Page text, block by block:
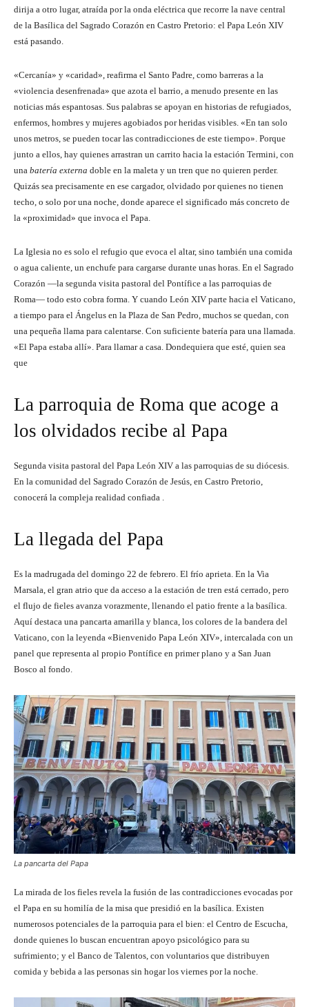
dirija a otro lugar, atraída por la onda eléctrica que recorre la nave central
de la Basílica del Sagrado Corazón en Castro Pretorio: el Papa León XIV
está pasando.
«Cercanía» y «caridad», reafirma el Santo Padre, como barreras a la
«violencia desenfrenada» que azota el barrio, a menudo presente en las
noticias más espantosas. Sus palabras se apoyan en historias de refugiados,
enfermos, hombres y mujeres agobiados por heridas visibles. «En tan solo
unos metros, se pueden tocar las contradicciones de este tiempo». Porque
junto a ellos, hay quienes arrastran un carrito hacia la estación Termini, con
una batería externa doble en la maleta y un tren que no quieren perder.
Quizás sea precisamente en ese cargador, olvidado por quienes no tienen
techo, o solo por una noche, donde aparece el significado más concreto de
la «proximidad» que invoca el Papa.
La Iglesia no es solo el refugio que evoca el altar, sino también una comida
o agua caliente, un enchufe para cargarse durante unas horas. En el Sagrado
Corazón —la segunda visita pastoral del Pontífice a las parroquias de
Roma— todo esto cobra forma. Y cuando León XIV parte hacia el Vaticano,
a tiempo para el Ángelus en la Plaza de San Pedro, muchos se quedan, con
una pequeña llama para calentarse. Con suficiente batería para una llamada.
«El Papa estaba allí». Para llamar a casa. Dondequiera que esté, quien sea
que
La parroquia de Roma que acoge a
los olvidados recibe al Papa
Segunda visita pastoral del Papa León XIV a las parroquias de su diócesis.
En la comunidad del Sagrado Corazón de Jesús, en Castro Pretorio,
conocerá la compleja realidad confiada .
La llegada del Papa
Es la madrugada del domingo 22 de febrero. El frío aprieta. En la Via
Marsala, el gran atrio que da acceso a la estación de tren está cerrado, pero
el flujo de fieles avanza vorazmente, llenando el patio frente a la basílica.
Aquí destaca una pancarta amarilla y blanca, los colores de la bandera del
Vaticano, con la leyenda «Bienvenido Papa León XIV», intercalada con un
panel que representa al propio Pontífice en primer plano y a San Juan
Bosco al fondo.
La pancarta del Papa
La mirada de los fieles revela la fusión de las contradicciones evocadas por
el Papa en su homilía de la misa que presidió en la basílica. Existen
numerosos potenciales de la parroquia para el bien: el Centro de Escucha,
donde quienes lo buscan encuentran apoyo psicológico para su
sufrimiento; y el Banco de Talentos, con voluntarios que distribuyen
comida y bebida a las personas sin hogar los viernes por la noche.